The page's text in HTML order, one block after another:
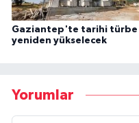
Gaziantep'te tarihi türbe
yeniden yükselecek
Yorumlar